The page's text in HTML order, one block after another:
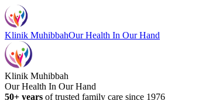
Klinik MuhibbahOur Health In Our Hand
Klinik Muhibbah
Our Health In Our Hand
50+ years of trusted family care since 1976